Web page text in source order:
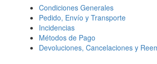
Condiciones Generales
Pedido, Envío y Transporte
Incidencias
Métodos de Pago
Devoluciones, Cancelaciones y